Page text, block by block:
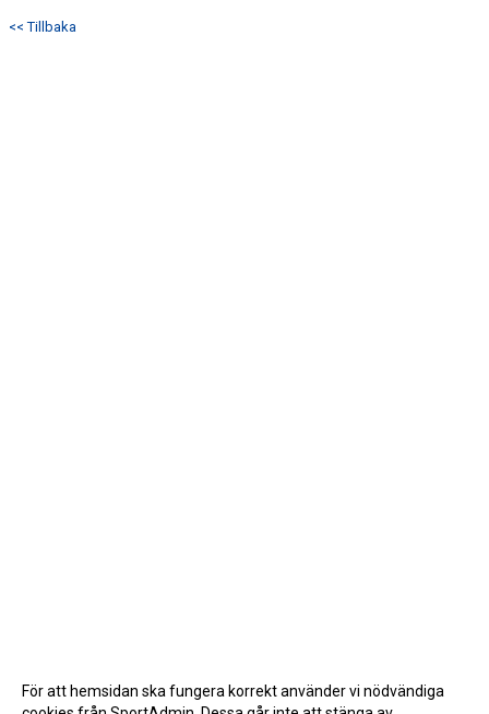
<< Tillbaka
För att hemsidan ska fungera korrekt använder vi nödvändiga